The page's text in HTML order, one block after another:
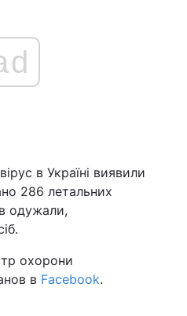
в Україні виявили
286 летальних
одужали,
охорони
в Facebook.